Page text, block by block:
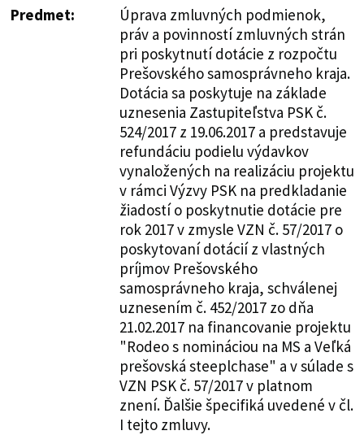
Predmet:
Úprava zmluvných podmienok,
práv a povinností zmluvných strán
pri poskytnutí dotácie z rozpočtu
Prešovského samosprávneho kraja.
Dotácia sa poskytuje na základe
uznesenia Zastupiteľstva PSK č.
524/2017 z 19.06.2017 a predstavuje
refundáciu podielu výdavkov
vynaložených na realizáciu projektu
v rámci Výzvy PSK na predkladanie
žiadostí o poskytnutie dotácie pre
rok 2017 v zmysle VZN č. 57/2017 o
poskytovaní dotácií z vlastných
príjmov Prešovského
samosprávneho kraja, schválenej
uznesením č. 452/2017 zo dňa
21.02.2017 na financovanie projektu
"Rodeo s nomináciou na MS a Veľká
prešovská steeplchase" a v súlade s
VZN PSK č. 57/2017 v platnom
znení. Ďalšie špecifiká uvedené v čl.
I tejto zmluvy.